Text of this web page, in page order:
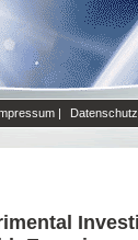
| Datenschutz